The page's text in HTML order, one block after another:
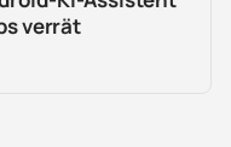
verrät